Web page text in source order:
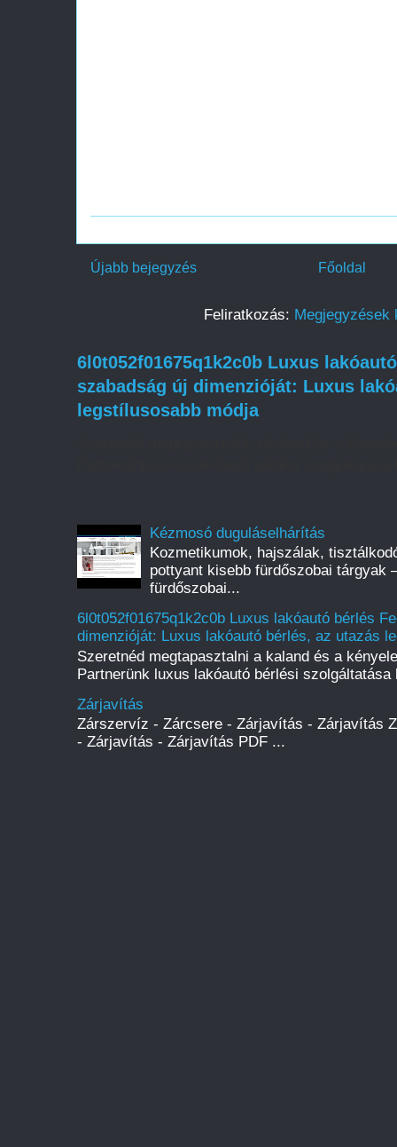
Újabb bejegyzés Főoldal
Feliratkozás: Megjegyzések
6l0t052f01675q1k2c0b Luxus
szabadság új dimenzióját: Luxus
legstílusosabb módja
Kézmosó duguláselhárítás
Kozmetikumok, hajszálak,
pottyant kisebb fürdőszobai tárgyak
fürdőszobai...
6l0t052f01675q1k2c0b Luxus lakóautó bérlés
dimenzióját: Luxus lakóautó bérlés, az utazás
Szeretnéd megtapasztalni a kaland és a
Partnerünk luxus lakóautó bérlési
Zárjavítás
Zárszervíz - Zárcsere - Zárjavítás - Zárjavítás
- Zárjavítás - Zárjavítás PDF ...